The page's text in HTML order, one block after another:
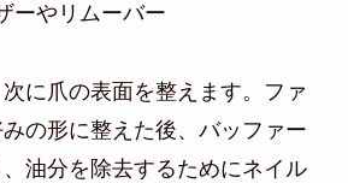
ーやリムーバー
に爪の表面を整えます。ファ
の形に整えた後、バッファー
油分を除去するためにネイル